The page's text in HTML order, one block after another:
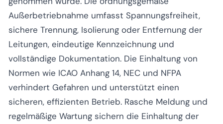
Außerbetriebnahme umfasst Spannungsfreiheit,
sichere Trennung, Isolierung oder Entfernung der
Leitungen, eindeutige Kennzeichnung und
vollständige Dokumentation. Die Einhaltung von
Normen wie ICAO Anhang 14, NEC und NFPA
verhindert Gefahren und unterstützt einen
sicheren, effizienten Betrieb. Rasche Meldung und
regelmäßige Wartung sichern die Einhaltung der